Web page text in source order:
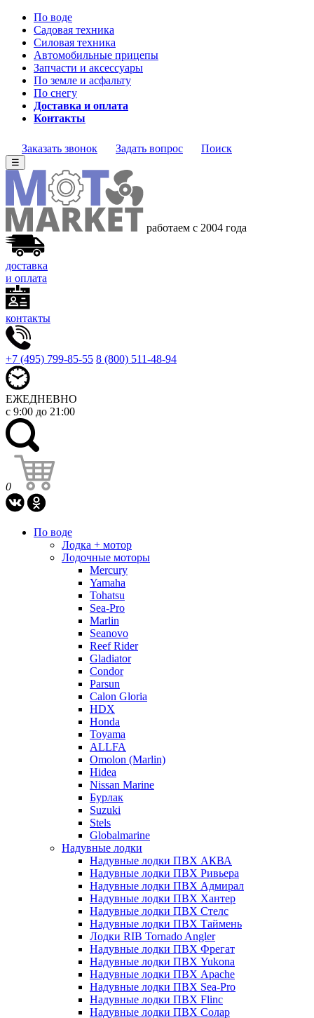
По воде
Садовая техника
Силовая техника
Автомобильные прицепы
Запчасти и аксессуары
По земле и асфальту
По снегу
Доставка и оплата
Контакты
Заказать звонок Задать вопрос Поиск
☰
работаем с 2004 года
доставка
и оплата
контакты
+7 (495) 799-85-55 8 (800) 511-48-94
ЕЖЕДНЕВНО
с 9:00 до 21:00
0
По воде
Лодка + мотор
Лодочные моторы
Mercury
Yamaha
Tohatsu
Sea-Pro
Marlin
Seanovo
Reef Rider
Gladiator
Condor
Parsun
Calon Gloria
HDX
Honda
Toyama
ALLFA
Omolon (Marlin)
Hidea
Nissan Marine
Бурлак
Suzuki
Stels
Globalmarine
Надувные лодки
Надувные лодки ПВХ АКВА
Надувные лодки ПВХ Ривьера
Надувные лодки ПВХ Адмирал
Надувные лодки ПВХ Хантер
Надувные лодки ПВХ Стелс
Надувные лодки ПВХ Таймень
Лодки RIB Tornado Angler
Надувные лодки ПВХ Фрегат
Надувные лодки ПВХ Yukona
Надувные лодки ПВХ Apache
Надувные лодки ПВХ Sea-Pro
Надувные лодки ПВХ Flinc
Надувные лодки ПВХ Солар